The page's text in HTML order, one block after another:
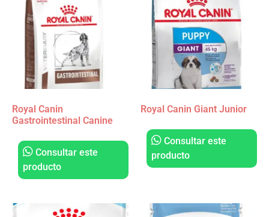
Royal Canin
Gastrointestinal Canine
Consultar este
producto
Royal Canin Giant Junior
Consultar este
producto